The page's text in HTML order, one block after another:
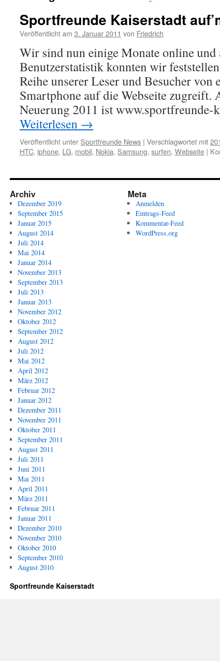
Sportfreunde Kaiserstadt
Veröffentlicht am 3. Januar 2011 von Friedrich
Wir sind nun einige Monate online und
Benutzerstatistik konnten wir
Reihe unserer Leser und Besucher von
Smartphone auf die Webseite zugreift.
Neuerung 2011 ist
Weiterlesen →
Veröffentlicht unter Sportfreunde News | Verschlagwortet mit
HTC, iphone, LG, mobil, Nokia, Samsung, surfen, Webseite |
Archiv
Dezember 2019
September 2015
Januar 2015
August 2014
Juli 2014
Mai 2014
Januar 2014
November 2013
September 2013
Juli 2013
Januar 2013
November 2012
Oktober 2012
September 2012
August 2012
Juli 2012
Mai 2012
April 2012
März 2012
Februar 2012
Januar 2012
Dezember 2011
November 2011
Oktober 2011
September 2011
August 2011
Juli 2011
Juni 2011
Mai 2011
April 2011
März 2011
Februar 2011
Januar 2011
Dezember 2010
November 2010
Oktober 2010
September 2010
August 2010
Meta
Anmelden
Eintrags-Feed
Kommentar-Feed
WordPress.org
Sportfreunde Kaiserstadt